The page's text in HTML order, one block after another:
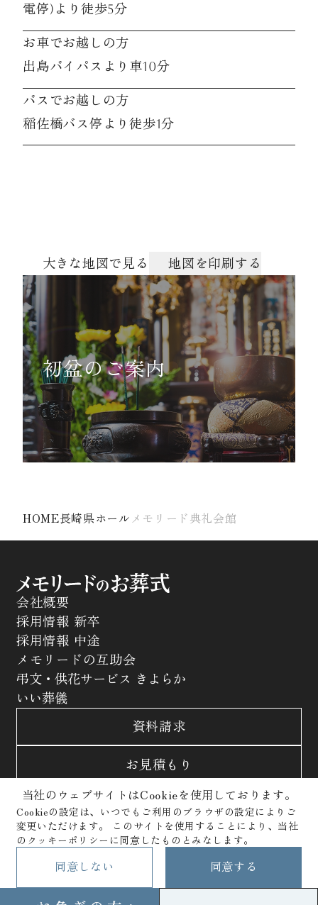
電停)より徒歩5分
お車でお越しの方
出島バイパスより車10分
バスでお越しの方
稲佐橋バス停より徒歩1分
大きな地図で見る 地図を印刷する
初盆のご案内
HOME長崎県ホールメモリード典礼会館
会社概要
採用情報 新卒
採用情報 中途
メモリードの互助会
弔文・供花サービス きよらか
いい葬儀
資料請求
お見積もり
お問合わせ
サイトポリシー
プライバシーポリシー
クッキーポリシー
Copyright © Memolead Corporation. All Rights Reserved.
当社のウェブサイトはCookieを使用しております。
Cookieの設定は、いつでもご利用のブラウザの設定によりご
変更いただけます。
このサイトを使用することにより、当社
のクッキーポリシーに同意したものとみなします。
同意しない 同意する